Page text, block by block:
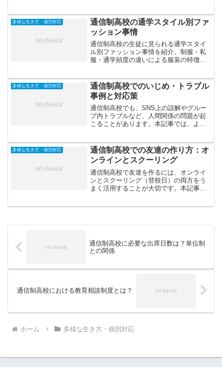
多様な生き方・個別対応
通信制高校の通学スタイル別ファ
ッション事情
通信制高校の生徒に見られる通学スタイ
ル別ファッション事情を紹介。制服・私
服・通学頻度の違いによる服装の特徴
多様な生き方・個別対応
通信制高校でのいじめ・トラブル
事例と対応策
通信制高校でも、SNS上の誤解やグルー
プ内トラブルなど、人間関係の問題が起
こることがあります。本記事では、よく
す。
多様な生き方・個別対応
通信制高校での友達の作り方：オ
ンラインとスクーリング
通信制高校で友達を作るには、オンライ
ンとスクーリング（登校日）の両方をう
まく活用することが大切です。本記事で
通信制高校に必要な出席日数は？単位制
との関係
通信制高校における教育相談制度とは？
ホーム 多様な生き方・個別対応